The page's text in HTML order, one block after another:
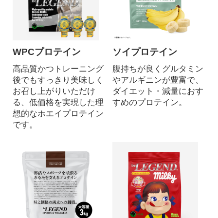
WPCプロテイン
高品質かつトレーニング
後でもすっきり美味しく
お召し上がりいただけ
る、低価格を実現した理
想的なホエイプロテイン
です。
ソイプロテイン
腹持ちが良くグルタミン
やアルギニンが豊富で、
ダイエット・減量におす
すめのプロテイン。